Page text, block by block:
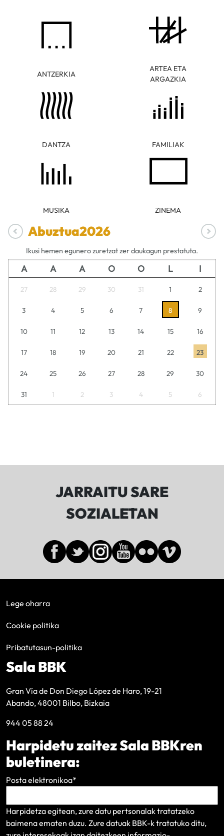
ANTZERKIA
ARTEA ETA
ARGAZKIA
DANTZA FAMILIAK
MUSIKA ZINEMA
Abuztua2026
Ikusi hemen egunero zuretzat zer daukagun prestatuta.
A A A O O L I
27 28 29 30 31 1 2
3 4 5 6 7 8 9
10 11 12 13 14 15 16
17 18 19 20 21 22 23
24 25 26 27 28 29 30
31 1 2 3 4 5 6
JARRAITU SARE
SOZIALETAN
Lege oharra
Cookie politika
Pribatutasun-politika
Sala BBK
Gran Vía de Don Diego López de Haro, 19-21
Abando, 48001 Bilbo, Bizkaia
944 05 88 24
Harpidetu zaitez Sala BBKren
buletinera:
Posta elektronikoa*
Harpidetza egitean, zure datu pertsonalak tratatzeko
baimena ematen duzu. Zure datuak BBK-k tratatuko ditu,